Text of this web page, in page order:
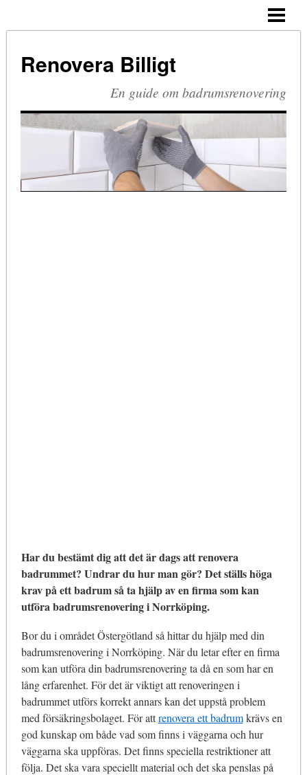
TA BORT SILIKON
RIVA KAKEL
Renovera Billigt
En guide om badrumsrenovering
Har du bestämt dig att det är dags att renovera
badrummet? Undrar du hur man gör? Det ställs höga
krav på ett badrum så ta hjälp av en firma som kan
utföra badrumsrenovering i Norrköping.
Bor du i området Östergötland så hittar du hjälp med din
badrumsrenovering i Norrköping. När du letar efter en firma
som kan utföra din badrumsrenovering ta då en som har en
lång erfarenhet. För det är viktigt att renoveringen i
badrummet utförs korrekt annars kan det uppstå problem
med försäkringsbolaget. För attrenovera ett badrumkrävs en
god kunskap om både vad som finns i väggarna och hur
väggarna ska uppföras. Det finns speciella restriktioner att
följa. Det ska vara speciellt material och det ska penslas på